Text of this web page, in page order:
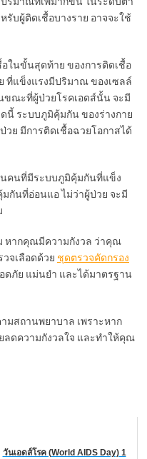
รับผู้ติดเชื้อบางราย อาจจะใช้
อในขั้นสุดท้าย ของการติดเชื้อ
ที่แข็งแรงมีปริมาณ ของเซลล์
ขณะที่ผู้ป่วยโรคเอดส์นั้น จะมี
ดนี้ ระบบภูมิคุ้มกัน ของร่างกาย
วย มีการติดเชื้อฉวยโอกาสได้
นคนที่มีระบบภูมิคุ้มกันที่แข็ง
กันที่อ่อนแอ ไม่ว่าผู้ป่วย จะมี
หากคุณมีความกังวล ว่าคุณ
จเลือดด้วย ชุดตรวจคัดกรอง
ดภัย แม่นยำ และได้มาตรฐาน
มสถานพยาบาล เพราะหาก
ลดความกังวลใจ และทำให้คุณ
วันเอดส์โรค (World AIDS Day) 1